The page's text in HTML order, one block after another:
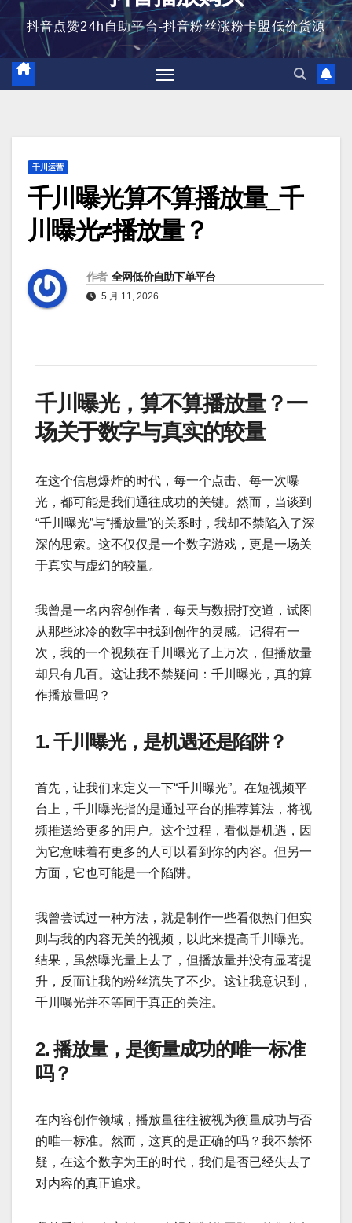
抖音点赞24h自助平台-抖音粉丝涨粉卡盟低价货源
千川运营
千川曝光算不算播放量_千
川曝光≠播放量？
作者 全网低价自助下单平台
5 月 11, 2026
千川曝光，算不算播放量？一
场关于数字与真实的较量
在这个信息爆炸的时代，每一个点击、每一次曝
光，都可能是我们通往成功的关键。然而，当谈到
“千川曝光”与“播放量”的关系时，我却不禁陷入了深
深的思索。这不仅仅是一个数字游戏，更是一场关
于真实与虚幻的较量。
我曾是一名内容创作者，每天与数据打交道，试图
从那些冰冷的数字中找到创作的灵感。记得有一
次，我的一个视频在千川曝光了上万次，但播放量
却只有几百。这让我不禁疑问：千川曝光，真的算
作播放量吗？
1. 千川曝光，是机遇还是陷阱？
首先，让我们来定义一下“千川曝光”。在短视频平
台上，千川曝光指的是通过平台的推荐算法，将视
频推送给更多的用户。这个过程，看似是机遇，因
为它意味着有更多的人可以看到你的内容。但另一
方面，它也可能是一个陷阱。
我曾尝试过一种方法，就是制作一些看似热门但实
则与我的内容无关的视频，以此来提高千川曝光。
结果，虽然曝光量上去了，但播放量并没有显著提
升，反而让我的粉丝流失了不少。这让我意识到，
千川曝光并不等同于真正的关注。
2. 播放量，是衡量成功的唯一标准
吗？
在内容创作领域，播放量往往被视为衡量成功与否
的唯一标准。然而，这真的是正确的吗？我不禁怀
疑，在这个数字为王的时代，我们是否已经失去了
对内容的真正追求。